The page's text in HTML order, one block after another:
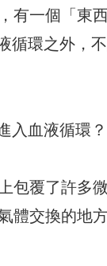
有一個「東
循環之外，
入血液循環？
包覆了許多
體交換的地